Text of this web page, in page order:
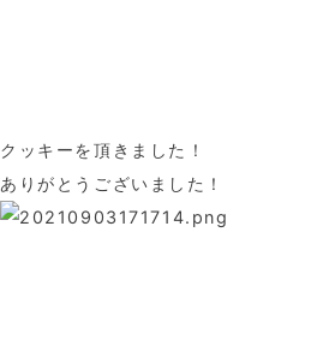
クッキーを頂きました！
ありがとうございました！